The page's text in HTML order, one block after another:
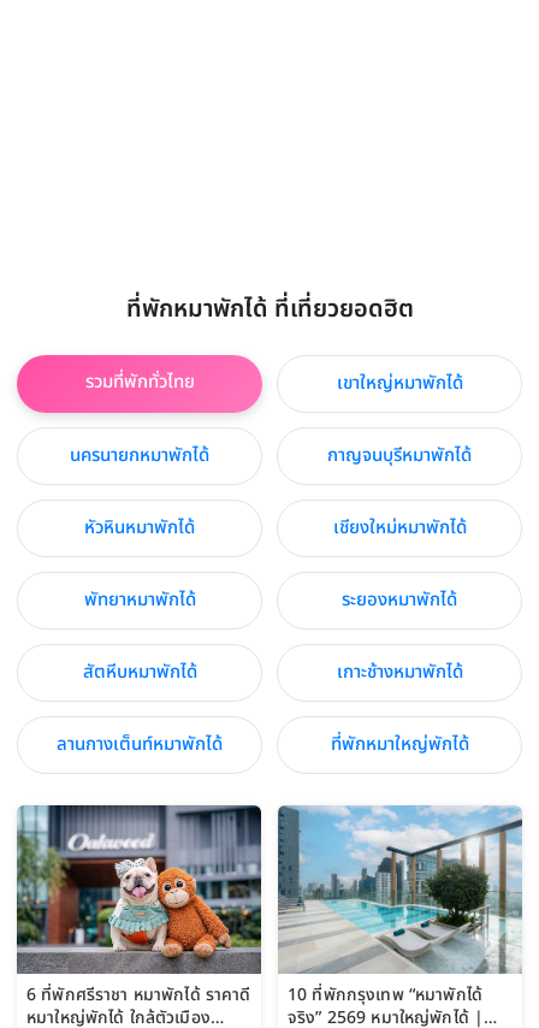
ที่พักหมาพักได้ ที่เที่ยวยอดฮิต
รวมที่พักทั่วไทย เขาใหญ่หมาพักได้
นครนายกหมาพักได้ กาญจนบุรีหมาพักได้
หัวหินหมาพักได้ เชียงใหม่หมาพักได้
พัทยาหมาพักได้ ระยองหมาพักได้
สัตหีบหมาพักได้ เกาะช้างหมาพักได้
ลานกางเต็นท์หมาพักได้ ที่พักหมาใหญ่พักได้
6 ที่พักศรีราชา หมาพักได้ ราคาดี
หมาใหญ่พักได้ ใกล้ตัวเมือง
10 ที่พักกรุงเทพ “หมาพักได้
จริง” 2569 หมาใหญ่พักได้ |